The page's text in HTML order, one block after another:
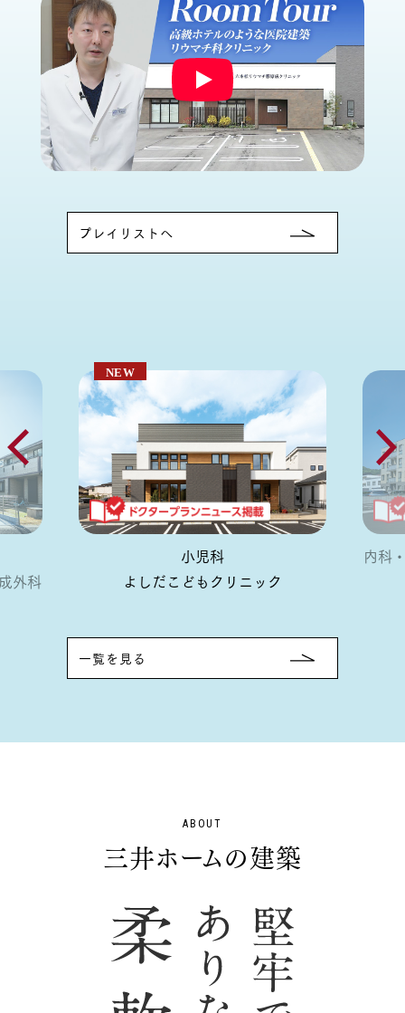
プレイリストへ
外科
小児科
よしだこどもクリニック
内科
一覧を見る
ABOUT
三井ホームの建築